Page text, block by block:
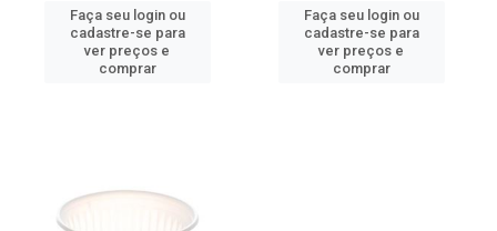
Faça seu login ou
cadastre-se para
ver preços e
comprar
Faça seu login ou
cadastre-se para
ver preços e
comprar